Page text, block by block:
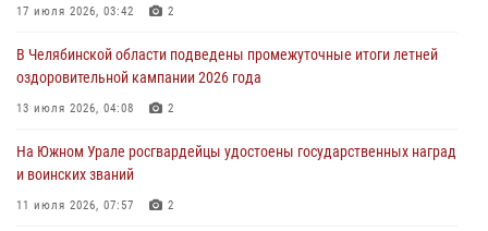
31 июля 2026, 11:33
Росгвардия обеспечивает безопасность граждан на южном
направлении
31 июля 2026, 11:32
В Уральском округе Росгвардии состоялось заседание
оперативного штаба
30 июля 2026, 10:53
17 июля 2026, 03:42 2
В Челябинской области подведены промежуточные итоги летней
оздоровительной кампании 2026 года
13 июля 2026, 04:08 2
На Южном Урале росгвардейцы удостоены государственных наград
и воинских званий
11 июля 2026, 07:57 2